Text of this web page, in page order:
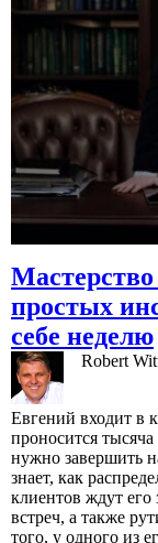
простых
себе неделю
Robert
Евгений входит в
проносится
нужно завершить
знает, как
клиентов ждут его
встреч, а также
того, у одного из